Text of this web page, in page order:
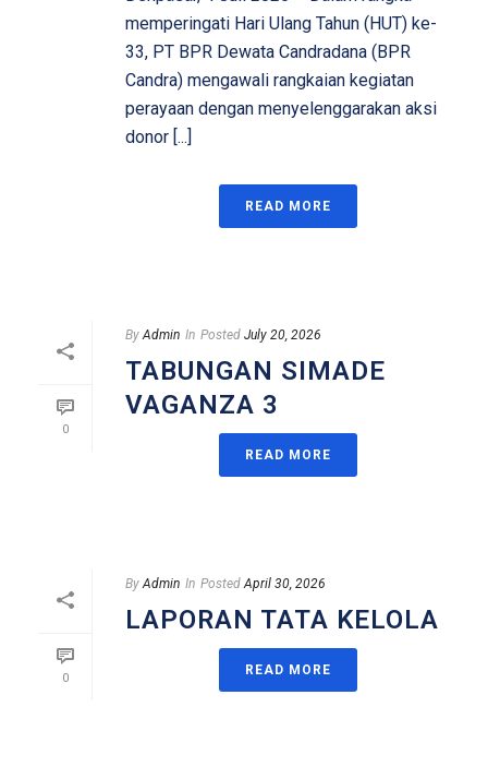
memperingati Hari Ulang Tahun (HUT) ke-
33, PT BPR Dewata Candradana (BPR
Candra) mengawali rangkaian kegiatan
perayaan dengan menyelenggarakan aksi
donor [...]
READ MORE
0
By Admin In Posted July 20, 2026
TABUNGAN SIMADE
VAGANZA 3
READ MORE
0
By Admin In Posted April 30, 2026
LAPORAN TATA KELOLA
READ MORE